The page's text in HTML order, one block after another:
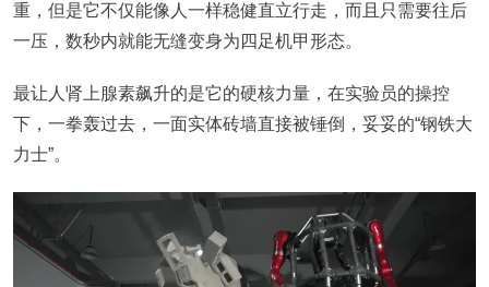
重，但是它不仅能像人一样稳健直立行走，而且只需要往后
一压，数秒内就能无缝变身为四足机甲形态。
最让人肾上腺素飙升的是它的硬核力量，在实验员的操控
下，一拳轰过去，一面实体砖墙直接被锤倒，妥妥的“钢铁大
力士”。